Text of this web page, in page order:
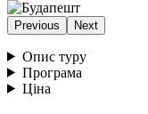
Previous Next
Опис туру
Програма
Ціна